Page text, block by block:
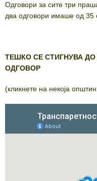
Одговори за сите три
два одговори имаше од 35
ТЕШКО СЕ СТИГНУВА
ОДГОВОР
(кликнете на некоја